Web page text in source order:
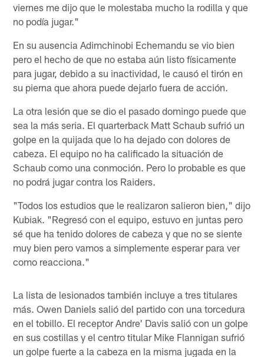
viernes me dijo que le molestaba mucho la rodilla y que
no podía jugar."
En su ausencia Adimchinobi Echemandu se vio bien
pero el hecho de que no estaba aún listo físicamente
para jugar, debido a su inactividad, le causó el tirón en
su pierna que ahora puede dejarlo fuera de acción.
La otra lesión que se dio el pasado domingo puede que
sea la más seria. El quarterback Matt Schaub sufrió un
golpe en la quijada que lo ha dejado con dolores de
cabeza. El equipo no ha calificado la situación de
Schaub como una conmoción. Pero lo probable es que
no podrá jugar contra los Raiders.
"Todos los estudios que le realizaron salieron bien," dijo
Kubiak. "Regresó con el equipo, estuvo en juntas pero
sé que ha tenido dolores de cabeza y que no se siente
muy bien pero vamos a simplemente esperar para ver
como reacciona."
La lista de lesionados también incluye a tres titulares
más. Owen Daniels salió del partido con una torcedura
en el tobillo. El receptor Andre' Davis salió con un golpe
en sus costillas y el centro titular Mike Flannigan sufrió
un golpe fuerte a la cabeza en la misma jugada en la